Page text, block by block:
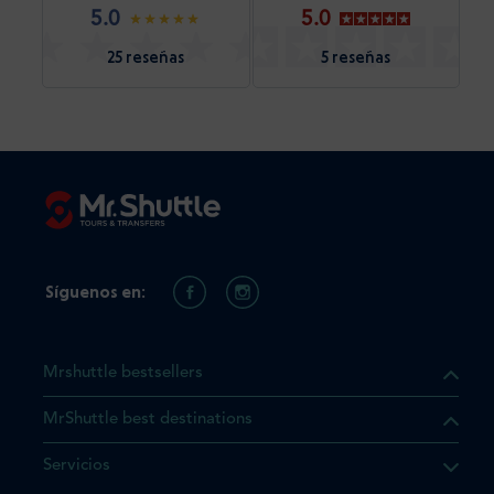
5.0
25 reseñas
5.0
5 reseñas
el producto que busca ya
Mrshuttle bestsellers
MrShuttle best destinations
Servicios
Síguenos en: